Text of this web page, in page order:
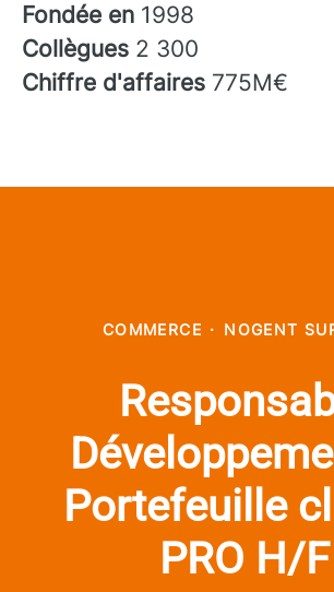
Fondée en 1998
Collègues 2 300
Chiffre d'affaires 775M€
COMMERCE · NOGENT
Portefeuille
PRO H/F